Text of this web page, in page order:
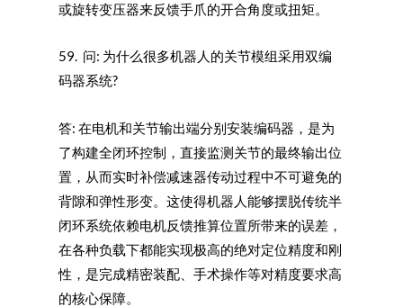
或旋转变压器来反馈手爪的开合角度或扭矩。
59. 问: 为什么很多机器人的关节模组采用双编
码器系统?
答: 在电机和关节输出端分别安装编码器，是为
了构建全闭环控制，直接监测关节的最终输出位
置，从而实时补偿减速器传动过程中不可避免的
背隙和弹性形变。这使得机器人能够摆脱传统半
闭环系统依赖电机反馈推算位置所带来的误差，
在各种负载下都能实现极高的绝对定位精度和刚
性，是完成精密装配、手术操作等对精度要求高
的核心保障。